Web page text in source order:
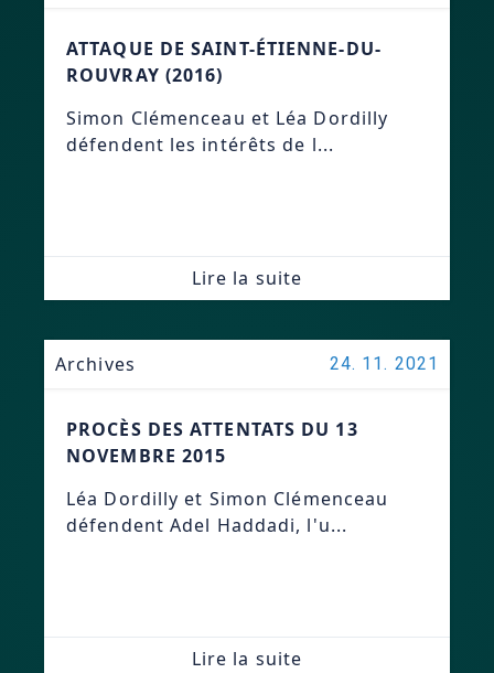
ATTAQUE DE SAINT-ÉTIENNE-DU-
ROUVRAY (2016)
Simon Clémenceau et Léa Dordilly
défendent les intérêts de l...
Lire la suite
Archives 24. 11. 2021
PROCÈS DES ATTENTATS DU 13
NOVEMBRE 2015
Léa Dordilly et Simon Clémenceau
défendent Adel Haddadi, l'u...
Lire la suite